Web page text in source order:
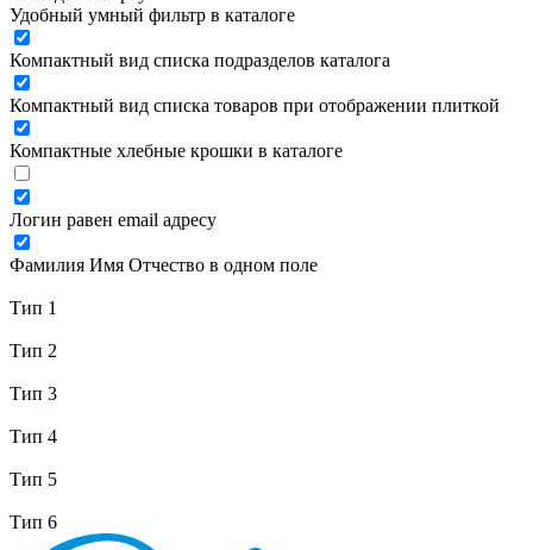
Удобный умный фильтр в каталоге
Компактный вид списка подразделов каталога
Компактный вид списка товаров при отображении плиткой
Компактные хлебные крошки в каталоге
Логин равен email адресу
Фамилия Имя Отчество в одном поле
Тип 1
Тип 2
Тип 3
Тип 4
Тип 5
Тип 6